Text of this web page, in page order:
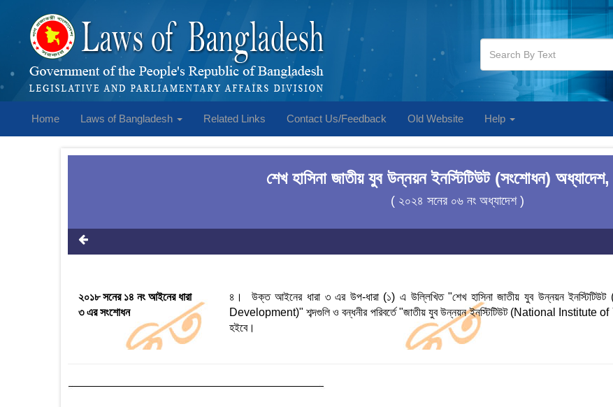
Home Laws of Bangladesh Related Links Contact Us/Feedback Old Website Help
শেখ হাসিনা জাতীয় যুব উন্নয়ন ইনস্টিটিউট (সংশোধন)
( ২০২৪ সনের ০৬ নং অধ্যাদেশ )
২০১৮ সনের ১৪ নং আইনের ধারা
৩ এর সংশোধন
৪। উক্ত আইনের ধারা ৩ এর উপ-ধারা (১) এ উল্লিখিত "শেখ হাসিনা জাতীয় যুব উন্নয়ন
Development)" শব্দগুলি ও বন্ধনীর পরিবর্তে "জাতীয় যুব উন্নয়ন ইনস্টিটিউট (National Institute
হইবে।